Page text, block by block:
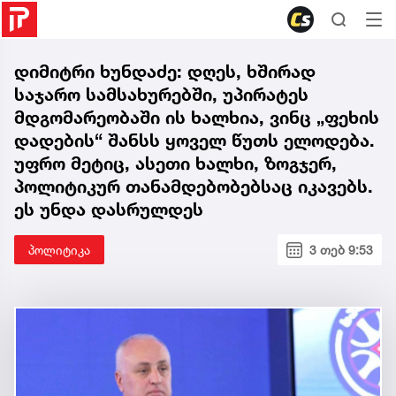
დიმიტრი ხუნდაძე: დღეს, ხშირად
საჯარო სამსახურებში, უპირატეს
მდგომარეობაში ის ხალხია, ვინც „ფეხის
დადების“ შანსს ყოველ წუთს ელოდება.
უფრო მეტიც, ასეთი ხალხი, ზოგჯერ,
პოლიტიკურ თანამდებობებსაც იკავებს.
ეს უნდა დასრულდეს
პოლიტიკა 3 თებ 9:53